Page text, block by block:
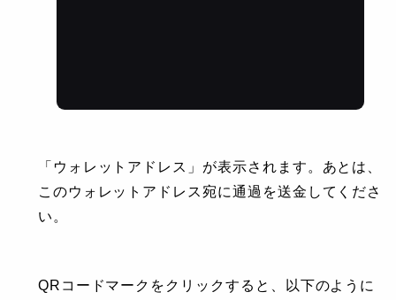
「ウォレットアドレス」が表示されます。あとは、
このウォレットアドレス宛に通過を送金してくださ
い。
QRコードマークをクリックすると、以下のように